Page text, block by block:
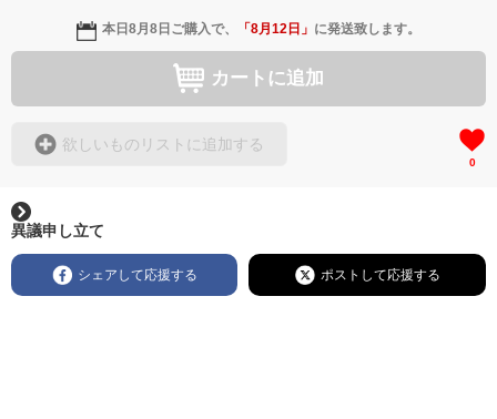
本日8月8日 ご購入で、 「8月12日 」 に発送致します。
カートに追加
欲しいものリストに追加する
0
異議申し立て
シェアして応援する ポストして応援する